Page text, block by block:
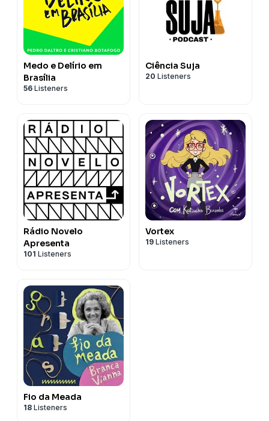
Medo e Delírio em
Brasília
56 Listeners
Ciência Suja
20 Listeners
Rádio Novelo
Apresenta
101 Listeners
Vortex
19 Listeners
Fio da Meada
18 Listeners